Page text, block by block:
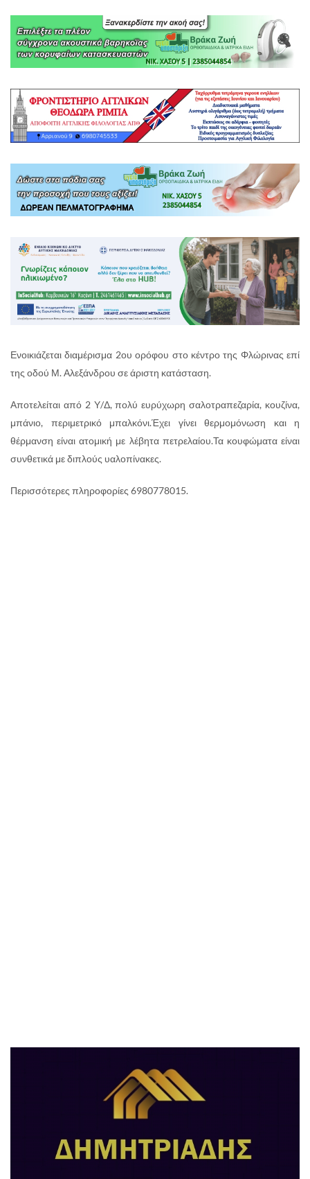
Ενοικιάζεται διαμέρισμα 2ου ορόφου στο κέντρο της Φλώρινας επί
της οδού Μ. Αλεξάνδρου σε άριστη κατάσταση.
Αποτελείται από 2 Υ/Δ, πολύ ευρύχωρη σαλοτραπεζαρία, κουζίνα,
μπάνιο, περιμετρικό μπαλκόνι.Έχει γίνει θερμομόνωση και η
θέρμανση είναι ατομική με λέβητα πετρελαίου.Τα κουφώματα είναι
συνθετικά με διπλούς υαλοπίνακες.
Περισσότερες πληροφορίες 6980778015.